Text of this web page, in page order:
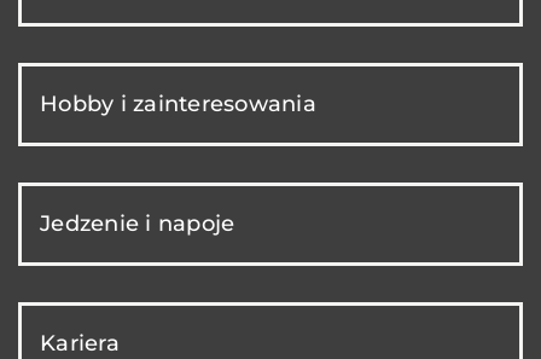
Hobby i zainteresowania
Jedzenie i napoje
Kariera